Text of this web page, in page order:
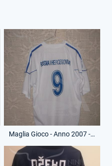
Maglia Gioco - Anno 2007 - 9 - (Retro)